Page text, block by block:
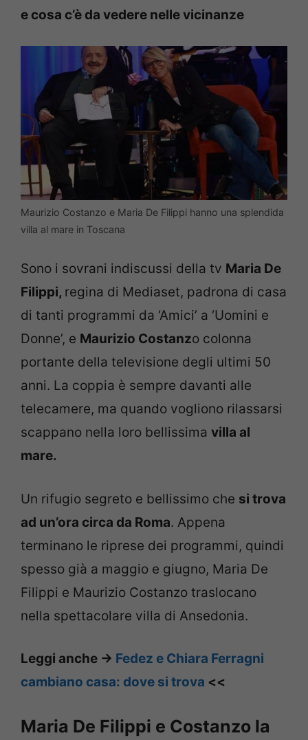
e cosa c’è da vedere nelle vicinanze
Maurizio Costanzo e Maria De Filippi hanno una splendida
villa al mare in Toscana
Sono i sovrani indiscussi della tv Maria De
Filippi, regina di Mediaset, padrona di casa
di tanti programmi da ‘Amici’ a ‘Uomini e
Donne’, e Maurizio Costanzo colonna
portante della televisione degli ultimi 50
anni. La coppia è sempre davanti alle
telecamere, ma quando vogliono rilassarsi
scappano nella loro bellissima villa al
mare.
Un rifugio segreto e bellissimo che si trova
ad un’ora circa da Roma. Appena
terminano le riprese dei programmi, quindi
spesso già a maggio e giugno, Maria De
Filippi e Maurizio Costanzo traslocano
nella spettacolare villa di Ansedonia.
Leggi anche -> Fedez e Chiara Ferragni
cambiano casa: dove si trova <<
Maria De Filippi e Costanzo la